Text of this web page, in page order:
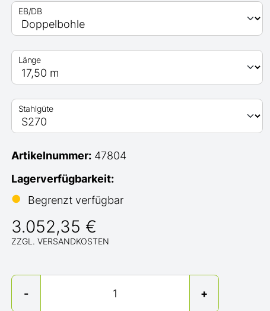
EB/DB
Länge
Stahlgüte
Artikelnummer: 47804
Lagerverfügbarkeit:
●
Begrenzt verfügbar
3.052,35 €
ZZGL. VERSANDKOSTEN
-
Menge
+